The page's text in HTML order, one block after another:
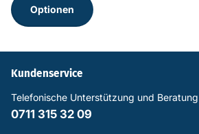
Optionen
Kundenservice
Telefonische Unterstützung und
0711 315 32 09